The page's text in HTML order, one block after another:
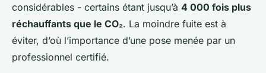
considérables - certains étant jusqu’à 4 000 fois plus
réchauffants que le CO₂. La moindre fuite est à
éviter, d’où l’importance d’une pose menée par un
professionnel certifié.